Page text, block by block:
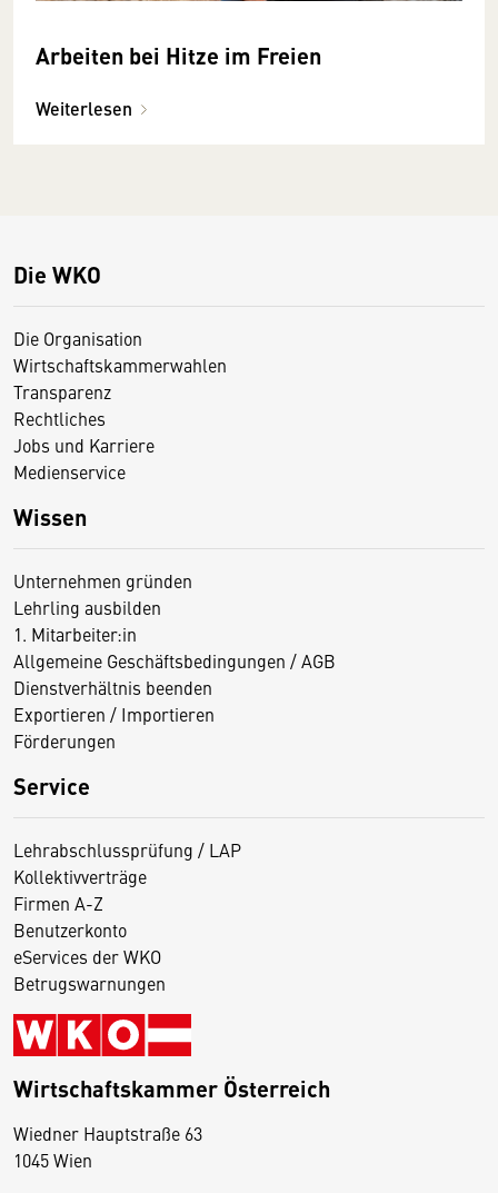
Arbeiten bei Hitze im Freien
Weiterlesen
Die WKO
Die Organisation
Wirtschaftskammerwahlen
Transparenz
Rechtliches
Jobs und Karriere
Medienservice
Wissen
Unternehmen gründen
Lehrling ausbilden
1. Mitarbeiter:in
Allgemeine Geschäftsbedingungen / AGB
Dienstverhältnis beenden
Exportieren / Importieren
Förderungen
Service
Lehrabschlussprüfung / LAP
Kollektivverträge
Firmen A-Z
Benutzerkonto
eServices der WKO
Betrugswarnungen
Wirtschaftskammer Österreich
Wiedner Hauptstraße 63
1045 Wien
D